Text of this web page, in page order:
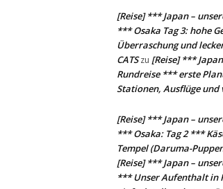
[Reise] *** Japan –
*** Osaka Tag 3: hohe
Überraschung und
CATSzu [Reise] ***
Rundreise *** erste
Stationen, Ausflüge
[Reise] *** Japan –
*** Osaka: Tag 2 ***
Tempel (Daruma-
[Reise] *** Japan –
*** Unser Aufenthalt in